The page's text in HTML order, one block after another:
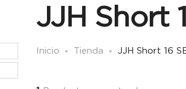
JJH Short
Inicio Tienda JJH Short 16
Precio